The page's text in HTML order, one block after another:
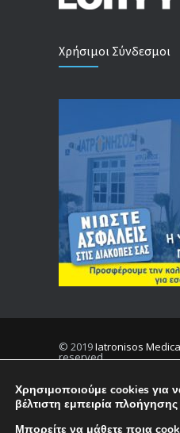
Χρήσιμοι Σύνδεσμοι
© 2019Iatronisos
reserved.
Privacy
Χρησιμοποιούμε cookies για
βέλτιστη εμπειρία
Μπορείτε να μάθετε ποια